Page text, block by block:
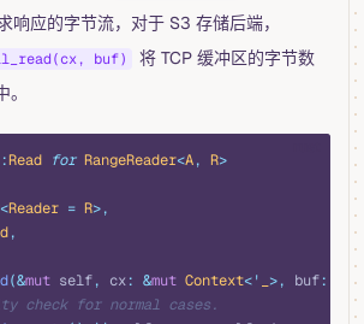
响应的字节流，对于 S3 存储后端，
buf)
将 TCP 缓冲区的字节数
Read for RangeReader<A, R>
<Reader = R>,
,
(&mut self, cx: &mut Context<' >, buf:
check for normal cases.